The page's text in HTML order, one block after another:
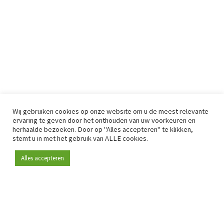
Wij gebruiken cookies op onze website om u de meest relevante
ervaring te geven door het onthouden van uw voorkeuren en
herhaalde bezoeken. Door op "Alles accepteren" te klikken,
stemt u in met het gebruik van ALLE cookies.
Alles accepteren